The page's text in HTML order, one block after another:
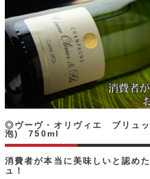
消費者が本当に美味しいと認め
ュ！
◎ヴーヴ・オリヴィエ ブリュ
泡) 750ml